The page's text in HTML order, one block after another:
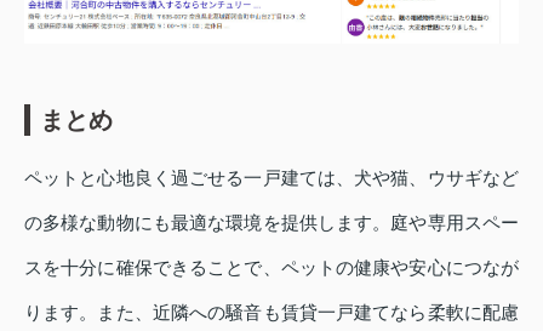
まとめ
ペットと心地良く過ごせる一戸建ては、犬や猫、ウサギなど
の多様な動物にも最適な環境を提供します。庭や専用スペー
スを十分に確保できることで、ペットの健康や安心につなが
ります。また、近隣への騒音も賃貸一戸建てなら柔軟に配慮